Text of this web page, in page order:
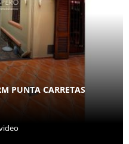
PUNTA CARRETAS